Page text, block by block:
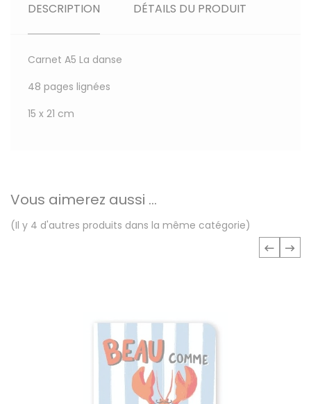
DESCRIPTION DÉTAILS DU PRODUIT
Carnet A5 La danse
48 pages lignées
15 x 21 cm
Vous aimerez aussi ...
(Il y 4 d'autres produits dans la même catégorie)